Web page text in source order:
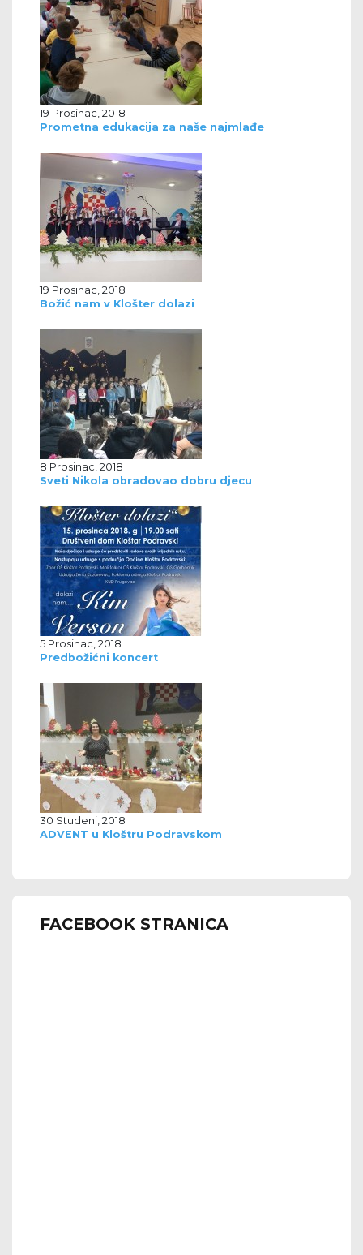
19 Prosinac, 2018
Prometna edukacija za naše najmlađe
19 Prosinac, 2018
Božić nam v Klošter dolazi
8 Prosinac, 2018
Sveti Nikola obradovao dobru djecu
5 Prosinac, 2018
Predbožićni koncert
30 Studeni, 2018
ADVENT u Kloštru Podravskom
FACEBOOK STRANICA